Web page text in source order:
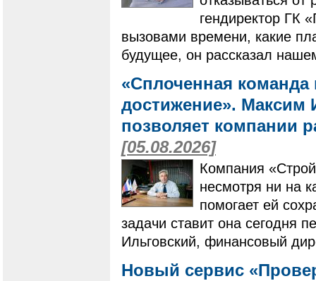
гендиректор ГК
вызовами времени, какие
будущее, он рассказал
«Сплоченная
достижение». Максим
позволяет компании
[05.08.2026]
Компания
несмотря ни на
помогает ей
задачи ставит она сегодня
Ильговский, финансовый
Новый сервис